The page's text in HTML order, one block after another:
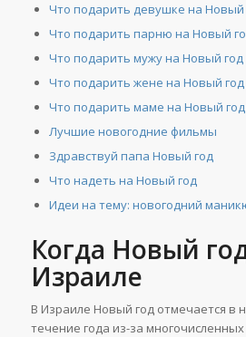
Что подарить девушке на Новый
Что подарить парню на Новый
Что подарить мужу на Новый год
Что подарить жене на Новый год
Что подарить маме на Новый год
Лучшие новогодние фильмы
Здравствуй папа Новый год
Что надеть на Новый год
Идеи на тему: новогодний
Когда Новый
Израиле
В Израиле Новый год отмечается в
течение года из-за